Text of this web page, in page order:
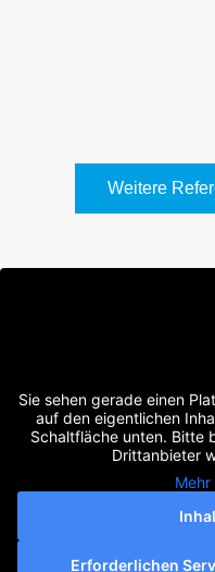
Weitere
Sie sehen gerade einen
auf den eigentlichen
Schaltfläche unten. Bitte
Drittanbieter
Erforderlichen